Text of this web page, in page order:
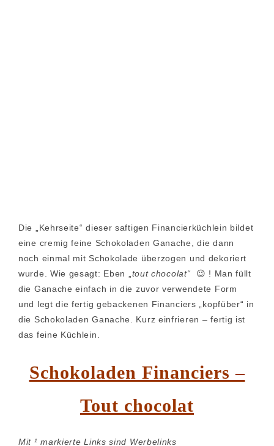
Die „Kehrseite“ dieser saftigen Financierküchlein bildet
eine cremig feine Schokoladen Ganache, die dann
noch einmal mit Schokolade überzogen und dekoriert
wurde. Wie gesagt: Eben „ tout chocolat“
😉 ! Man füllt
die Ganache einfach in die zuvor verwendete Form
und legt die fertig gebackenen Financiers „kopfüber“ in
die Schokoladen Ganache. Kurz einfrieren – fertig ist
das feine Küchlein.
Schokoladen Financiers –
Tout chocolat
Mit ¹ markierte Links sind Werbelinks